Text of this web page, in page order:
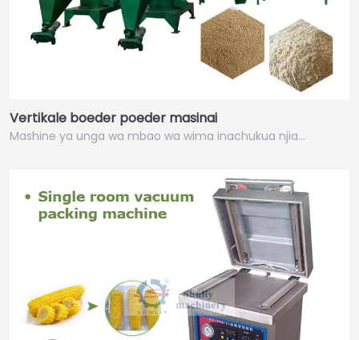
Vertikale boeder poeder masinai
Mashine ya unga wa mbao wa wima inachukua njia…